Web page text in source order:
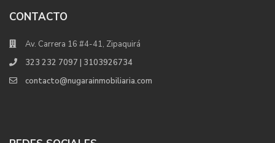
CONTACTO
Av. Carrera 16 #4-41, Zipaquirá
323 232 7097 | 3103926734
contacto@nugarainmobiliaria.com